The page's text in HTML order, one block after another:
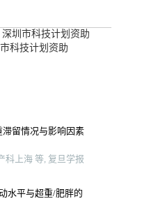
深圳市科技计划资助
市科技计划资助